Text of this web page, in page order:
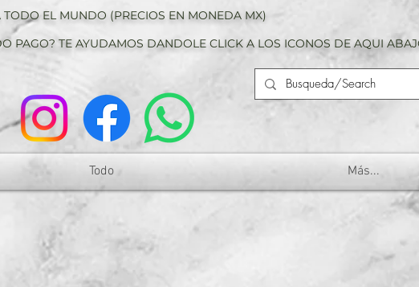
TODO EL MUNDO (PRECIOS EN MONEDA MX)
PAGO? TE AYUDAMOS DANDOLE CLICK A LOS ICONOS DE AQUI
Todo Más...